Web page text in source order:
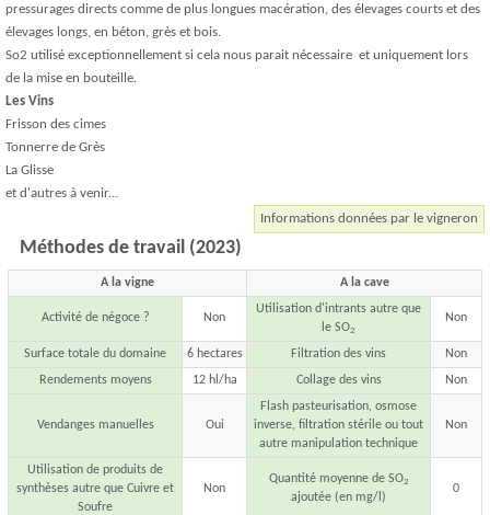
pressurages directs comme de plus longues macération, des élevages courts et des
élevages longs, en béton, grès et bois.
So2 utilisé exceptionnellement si cela nous parait nécessaire et uniquement lors
de la mise en bouteille.
Les Vins
Frisson des cimes
Tonnerre de Grès
La Glisse
et d'autres à venir...
Informations données par le vigneron
Méthodes de travail (2023)
A la vigne A la cave
Activité de négoce ? Non
Utilisation d'intrants autre que
le SO2
Non
Surface totale du domaine 6 hectares Filtration des vins
Non
Rendements moyens
12 hl/ha Collage des vins Non
Vendanges manuelles Oui
Flash pasteurisation, osmose
inverse, filtration stérile ou tout
autre manipulation technique
Non
Utilisation de produits de
synthèses autre que Cuivre et
Soufre
Non
Quantité moyenne de SO2
ajoutée (en mg/l)
0